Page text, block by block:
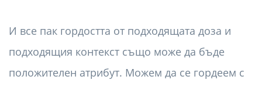
И все пак гордостта от подходящата доза и
подходящия контекст също може да бъде
положителен атрибут. Можем да се гордеем с